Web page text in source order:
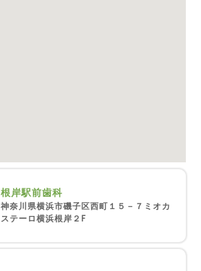
根岸駅前歯科
神奈川県横浜市磯子区西町１５－７ミオカ
ステーロ横浜根岸２F